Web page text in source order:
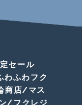
セール
ふわフク
商店/マス
/フクレジ